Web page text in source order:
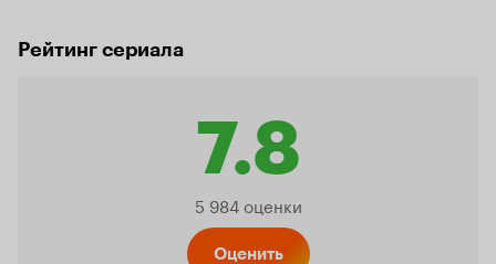
Рейтинг сериала
7.8
Рейтинг
5 984 оценки
Оценить